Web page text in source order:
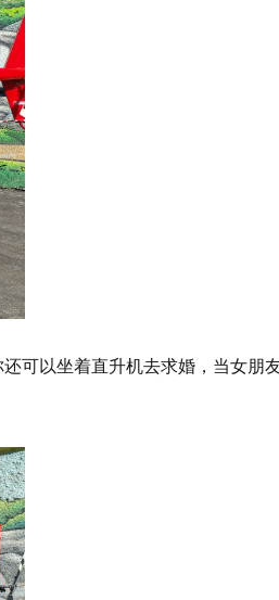
可以坐着直升机去求婚，当女朋